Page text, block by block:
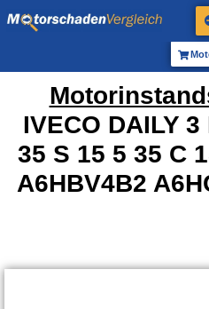
IVECO DAILY
35 S 15 5 35 C
A6HBV4B2